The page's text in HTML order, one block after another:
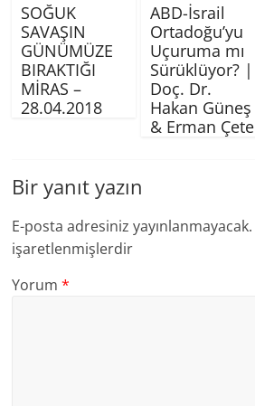
SOĞUK
SAVAŞIN
GÜNÜMÜZE
BIRAKTIĞI
MİRAS –
28.04.2018
ABD-İsrail
Ortadoğu’yu
Uçuruma mı
Sürüklüyor? |
Doç. Dr.
Hakan Güneş
& Erman Çete
Bir yanıt yazın
E-posta adresiniz yayınlanmayacak.
işaretlenmişlerdir
Yorum*